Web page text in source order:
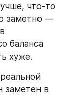
что-то
заметно —
баланса
хуже.
заметен в